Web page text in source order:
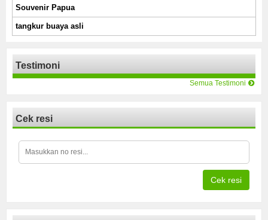
Souvenir Papua
tangkur buaya asli
Testimoni
Semua Testimoni
Cek resi
Cek resi